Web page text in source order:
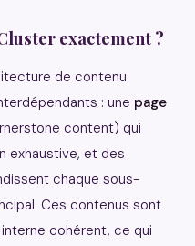
exactement ?
de contenu
: une page
content) qui
exhaustive, et des
chaque sous-
Ces contenus sont
cohérent, ce qui